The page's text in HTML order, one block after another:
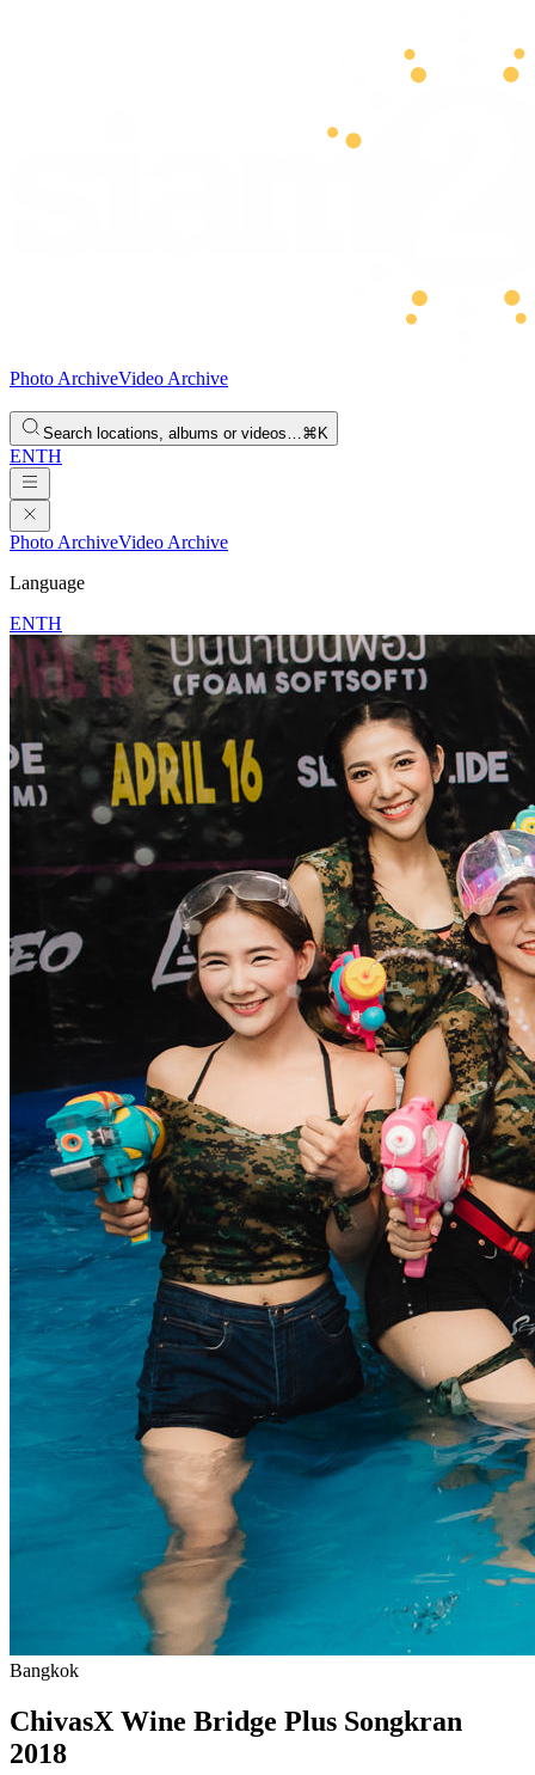
Photo ArchiveVideo Archive
Search locations, albums or videos…⌘K
ENTH
Photo ArchiveVideo Archive
Language
ENTH
Bangkok
ChivasX Wine Bridge Plus Songkran
2018